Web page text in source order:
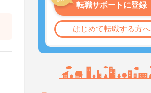
転職サポートに登録
はじめて転職する方へ